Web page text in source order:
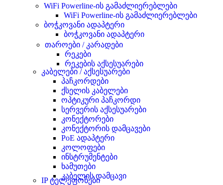
WiFi Powerline-ის გამაძლიერებლები
WiFi Powerline-ის გამაძლიერებლები
ბოჭკოვანი ადაპტერი
ბოჭკოვანი ადაპტერი
თაროები / კარადები
რეკები
რეკების აქსესუარები
კაბელები / აქსესუარები
პაჩკორდები
ქსელის კაბელები
ოპტიკური პაჩკორდი
სერვერის აქსესუარები
კონექტორები
კონექტორის დამცავები
PoE ადაპტერი
კოლოფები
ინსტრუმენტები
ხამუთები
კაბელის დამცავი
IP ტელეფონები